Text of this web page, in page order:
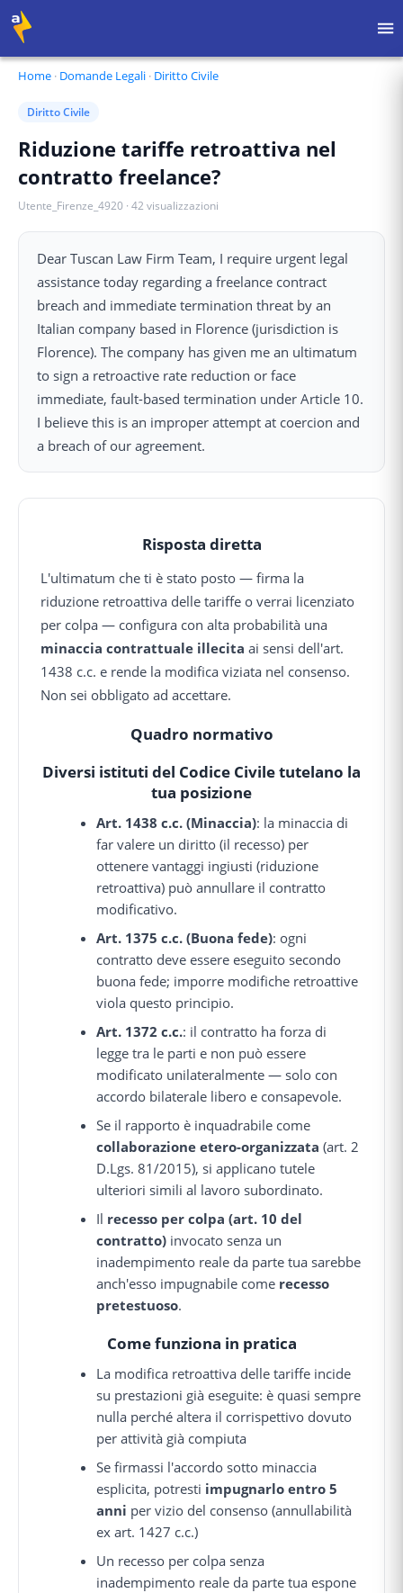
Home · Domande Legali · Diritto Civile
Diritto Civile
Riduzione tariffe retroattiva nel
contratto freelance?
Utente_Firenze_4920 · 42 visualizzazioni
Dear Tuscan Law Firm Team, I require urgent legal
assistance today regarding a freelance contract
breach and immediate termination threat by an
Italian company based in Florence (jurisdiction is
Florence). The company has given me an ultimatum
to sign a retroactive rate reduction or face
immediate, fault-based termination under Article 10.
I believe this is an improper attempt at coercion and
a breach of our agreement.
Risposta diretta
L'ultimatum che ti è stato posto — firma la
riduzione retroattiva delle tariffe o verrai licenziato
per colpa — configura con alta probabilità una
minaccia contrattuale illecita ai sensi dell'art.
1438 c.c. e rende la modifica viziata nel consenso.
Non sei obbligato ad accettare.
Quadro normativo
Diversi istituti del Codice Civile tutelano la
tua posizione
Art. 1438 c.c. (Minaccia): la minaccia di
far valere un diritto (il recesso) per
ottenere vantaggi ingiusti (riduzione
retroattiva) può annullare il contratto
modificativo.
Art. 1375 c.c. (Buona fede): ogni
contratto deve essere eseguito secondo
buona fede; imporre modifiche retroattive
viola questo principio.
Art. 1372 c.c.: il contratto ha forza di
legge tra le parti e non può essere
modificato unilateralmente — solo con
accordo bilaterale libero e consapevole.
Se il rapporto è inquadrabile come
collaborazione etero-organizzata (art. 2
D.Lgs. 81/2015), si applicano tutele
ulteriori simili al lavoro subordinato.
Il recesso per colpa (art. 10 del
contratto) invocato senza un
inadempimento reale da parte tua sarebbe
anch'esso impugnabile come recesso
pretestuoso.
Come funziona in pratica
La modifica retroattiva delle tariffe incide
su prestazioni già eseguite: è quasi sempre
nulla perché altera il corrispettivo dovuto
per attività già compiuta
Se firmassi l'accordo sotto minaccia
esplicita, potresti impugnarlo entro 5
anni per vizio del consenso (annullabilità
ex art. 1427 c.c.)
Un recesso per colpa senza
inadempimento reale da parte tua espone